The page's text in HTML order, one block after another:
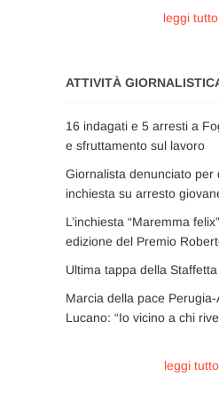
leggi
ATTIVITÀ
16 indagati e 5 arresti a
e sfruttamento sul lavoro
Giornalista denunciato per
inchiesta su arresto
L’inchiesta “Maremma
edizione del Premio
Ultima tappa della
Marcia della pace
Lucano: “Io vicino a chi
leggi